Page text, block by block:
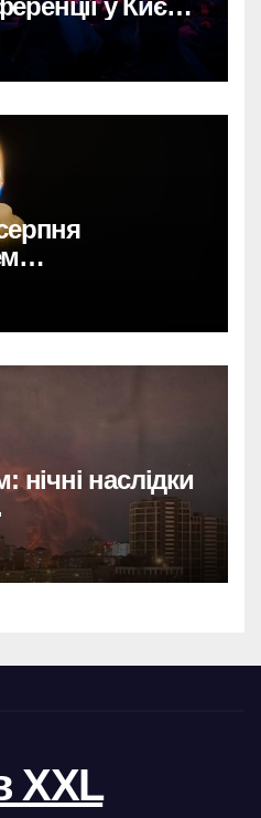
у Києві,
в жалобі: 6
за
нічні наслідки
XXL